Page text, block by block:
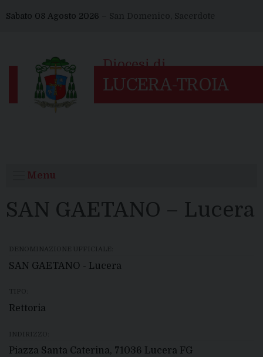
toSabato 08 Agosto 2026 – San Domenico, Sacerdote
Menu
SAN GAETANO – Lucera
DENOMINAZIONE UFFICIALE:
SAN GAETANO - Lucera
TIPO:
Rettoria
INDIRIZZO:
Piazza Santa Caterina, 71036 Lucera FG